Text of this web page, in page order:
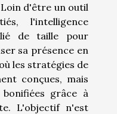
d'être un outil
l'intelligence
de taille pour
sa présence en
les stratégies de
conçues, mais
grâce à
L'objectif n'est